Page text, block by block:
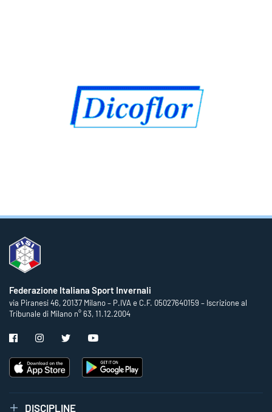
Federazione Italiana Sport Invernali
via Piranesi 46, 20137 Milano – P.IVA e C.F. 05027640159 – Iscrizione al
Tribunale di Milano n° 63, 11.12.2004
DISCIPLINE